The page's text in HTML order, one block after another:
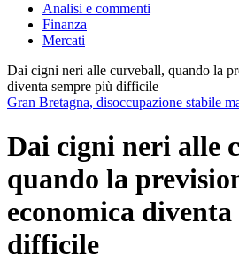
Analisi e commenti
Finanza
Mercati
Dai cigni neri alle curveball, quando la
diventa sempre più difficile
Gran Bretagna, disoccupazione stabile
Dai cigni neri alle
quando la
economica
difficile